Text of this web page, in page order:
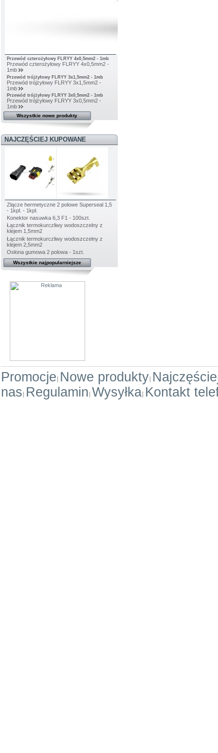
Przewód czterożyłowy FLRYY 4x0,5mm2 - 1mb
Przewód czterożyłowy FLRYY 4x0,5mm2 -
1mb
Przewód trójżyłowy FLRYY 3x1,5mm2 - 1mb
Przewód trójżyłowy FLRYY 3x1,5mm2 -
1mb
Przewód trójżyłowy FLRYY 3x0,5mm2 - 1mb
Przewód trójżyłowy FLRYY 3x0,5mm2 -
1mb
Wszystkie nowe produkty
NAJCZĘŚCIEJ KUPOWANE
Złącze hermetyczne 2 polowe Superseal 1,5
- 1kpl. - 1kpl.
Konektor nasuwka 6,3 F1 - 100szt.
Łącznik termokurczliwy wodoszczelny z
klejem 1,5mm2
Łącznik termokurczliwy wodoszczelny z
klejem 2,5mm2
Osłona gumowa 2 polowa - 1szt.
Wszystkie najpopularniejsze
Promocje Nowe produkty
nas Regulamin Wysyłka Kontakt